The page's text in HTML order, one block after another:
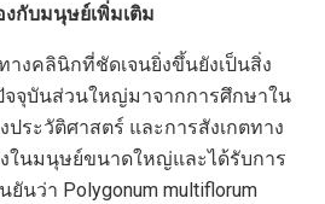
กับมนุษย์เพิ่มเติม
งคลินิกที่ชัดเจนยิ่งขึ้นยังเป็นสิ่ง
จจุบันส่วนใหญ่มาจากการศึกษาใน
ระวัติศาสตร์ และการสังเกตทาง
ในมนุษย์ขนาดใหญ่และได้รับการ
นว่า Polygonum multiflorum